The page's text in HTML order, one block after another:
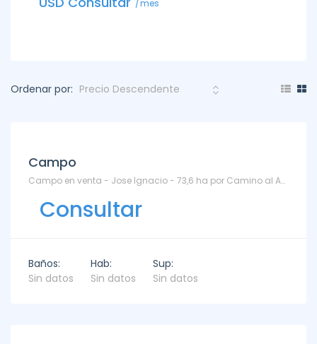
mes
Ordenar por:
Campo
Campo en venta - Jose Ignacio - 73,6 ha por Camino al Anastasio. - José Ignacio
Consultar
Baños:
Sin datos
Hab:
Sin datos
Sup:
Sin datos